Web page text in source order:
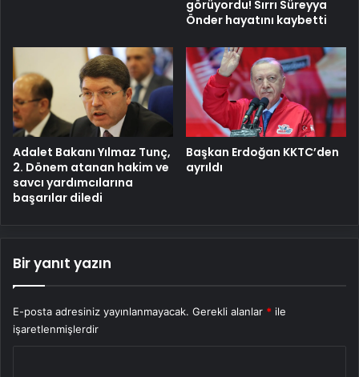
görüyordu! Sırrı Süreyya
Önder hayatını kaybetti
Adalet Bakanı Yılmaz Tunç,
2. Dönem atanan hakim ve
savcı yardımcılarına
başarılar diledi
Başkan Erdoğan KKTC’den
ayrıldı
Bir yanıt yazın
E-posta adresiniz yayınlanmayacak. Gerekli alanlar * ile
işaretlenmişlerdir